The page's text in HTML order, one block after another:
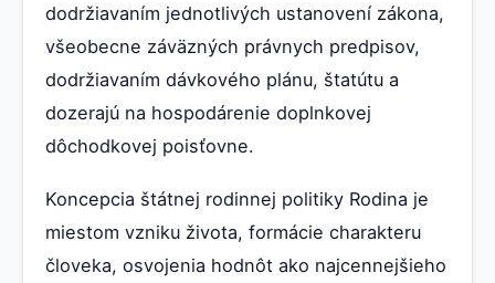
dodržiavaním jednotlivých ustanovení zákona,
všeobecne záväzných právnych predpisov,
dodržiavaním dávkového plánu, štatútu a
dozerajú na hospodárenie doplnkovej
dôchodkovej poisťovne.
Koncepcia štátnej rodinnej politiky Rodina je
miestom vzniku života, formácie charakteru
človeka, osvojenia hodnôt ako najcennejšieho